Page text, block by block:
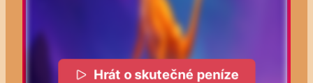
Hrát o skutečné peníze